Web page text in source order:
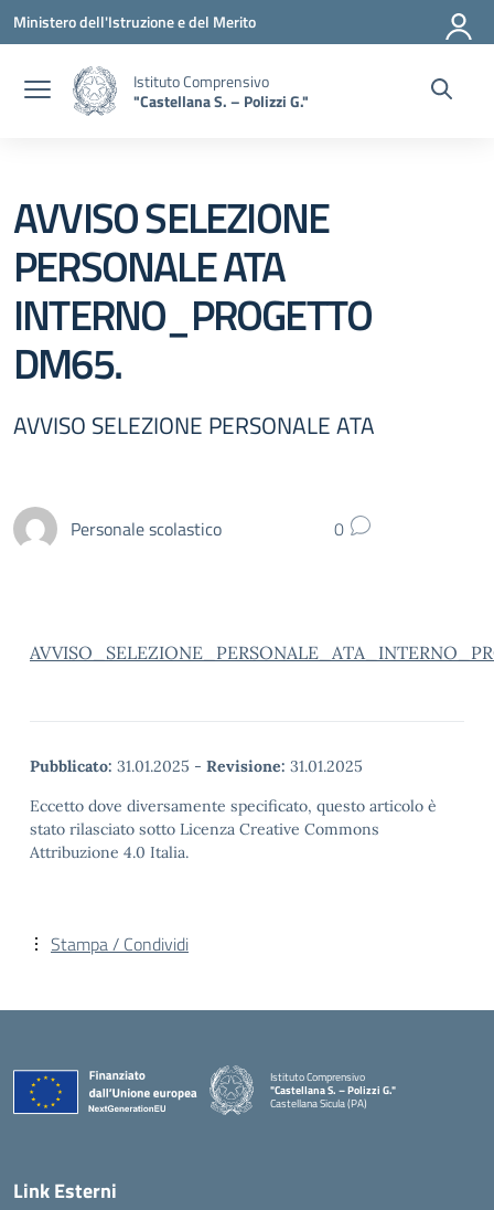
Vai ai contenuti
Vai al menu di navigazione
Vai al footer
Ministero dell'Istruzione e del Merito
Istituto Comprensivo
"Castellana S. – Polizzi G."
AVVISO SELEZIONE
PERSONALE ATA
INTERNO_PROGETTO
DM65.
AVVISO SELEZIONE PERSONALE ATA
Personale scolastico 0
Pubblicato: 31.01.2025 - Revisione: 31.01.2025
Eccetto dove diversamente specificato, questo articolo è
stato rilasciato sotto Licenza Creative Commons
Attribuzione 4.0 Italia.
Stampa / Condividi
Istituto Comprensivo
"Castellana S. – Polizzi G."
Castellana Sicula (PA)
Link Esterni